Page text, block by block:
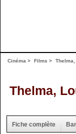
Cinéma > Films >
Thelma,
Fiche complète